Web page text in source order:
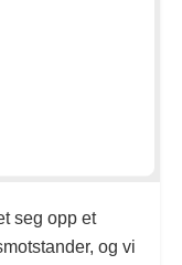
seg opp et
og vi